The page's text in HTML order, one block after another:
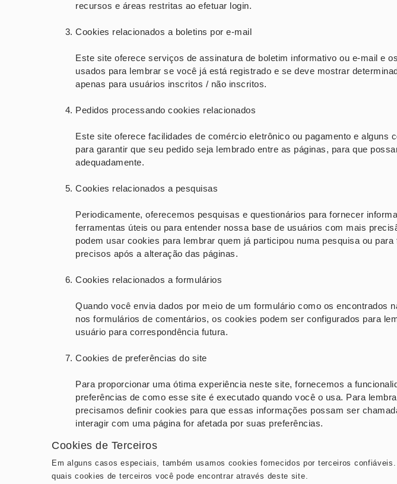
recursos e áreas restritas ao efetuar login.
Cookies relacionados a boletins por e-mail
Este site oferece serviços de assinatura de boletim informativo ou e-mail e
usados ​​para lembrar se você já está registrado e se deve mostrar
apenas para usuários inscritos / não inscritos.
Pedidos processando cookies relacionados
Este site oferece facilidades de comércio eletrônico ou pagamento e alguns
para garantir que seu pedido seja lembrado entre as páginas, para que
adequadamente.
Cookies relacionados a pesquisas
Periodicamente, oferecemos pesquisas e questionários para fornecer
ferramentas úteis ou para entender nossa base de usuários com mais
podem usar cookies para lembrar quem já participou numa pesquisa ou
precisos após a alteração das páginas.
Cookies relacionados a formulários
Quando você envia dados por meio de um formulário como os encontrados
nos formulários de comentários, os cookies podem ser configurados para
usuário para correspondência futura.
Cookies de preferências do site
Para proporcionar uma ótima experiência neste site, fornecemos a
preferências de como esse site é executado quando você o usa. Para
precisamos definir cookies para que essas informações possam ser
interagir com uma página for afetada por suas preferências.
Cookies de Terceiros
Em alguns casos especiais, também usamos cookies fornecidos por terceiros
quais cookies de terceiros você pode encontrar através deste site.